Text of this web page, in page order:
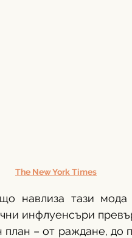
The New York Times
навлиза тази
инфлуенсъри
– от раждане, до